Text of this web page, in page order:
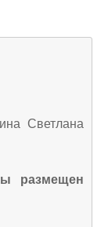
Светлана
размещен